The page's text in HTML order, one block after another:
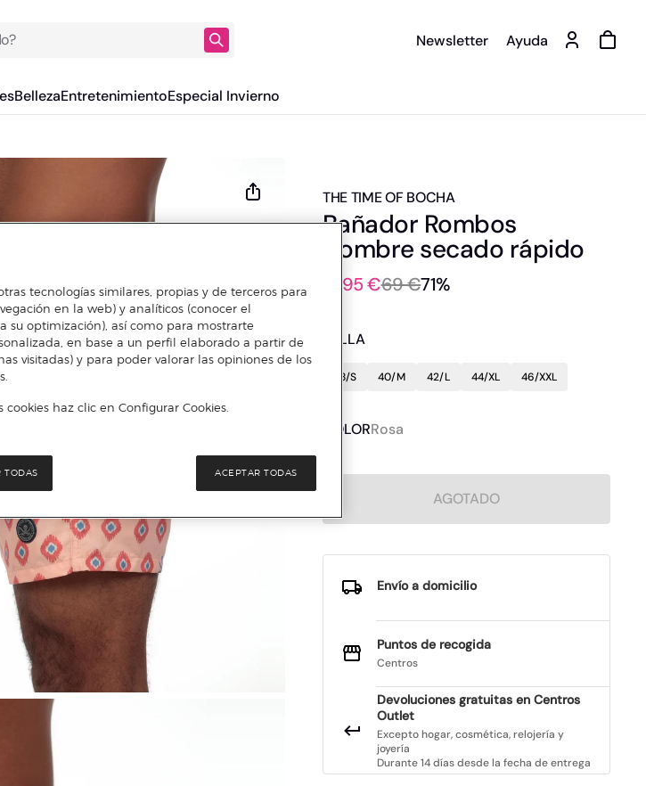
Newsletter Ayuda
BellezaEntretenimientoEspecial Invierno
THE TIME OF BOCHA
Bañador Rombos
Hombre secado rápido
19,95 €69 €71%
TALLA
38/S 40/M 42/L 44/XL 46/XXL
COLORRosa
AGOTADO
Envío a domicilio
Puntos de recogida
Centros
Devoluciones gratuitas en Centros
Outlet
Excepto hogar, cosmética, relojería y
joyería
Durante 14 días desde la fecha de entrega
tecnologías similares, propias y de terceros para
en la web) y analíticos (conocer el
su optimización), así como para mostrarte
en base a un perfil elaborado a partir de
visitadas) y para poder valorar las opiniones de los
haz clic en Configurar Cookies.
TODAS ACEPTAR TODAS